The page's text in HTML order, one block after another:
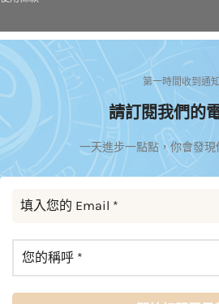
第一時間收到通知
請訂閱我們的
一天進步一點點，你會發